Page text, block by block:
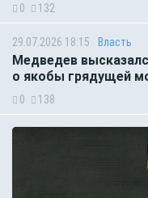
0 132
29.07.2026 18:15 Власть
Медведев
о якобы грядущей
0 138